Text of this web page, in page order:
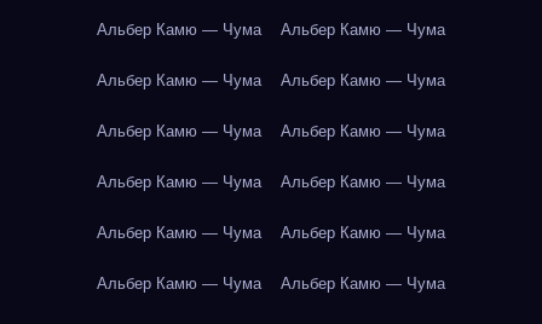
Альбер Камю — Чума Альбер Камю — Чума
Альбер Камю — Чума Альбер Камю — Чума
Альбер Камю — Чума Альбер Камю — Чума
Альбер Камю — Чума Альбер Камю — Чума
Альбер Камю — Чума Альбер Камю — Чума
Альбер Камю — Чума Альбер Камю — Чума